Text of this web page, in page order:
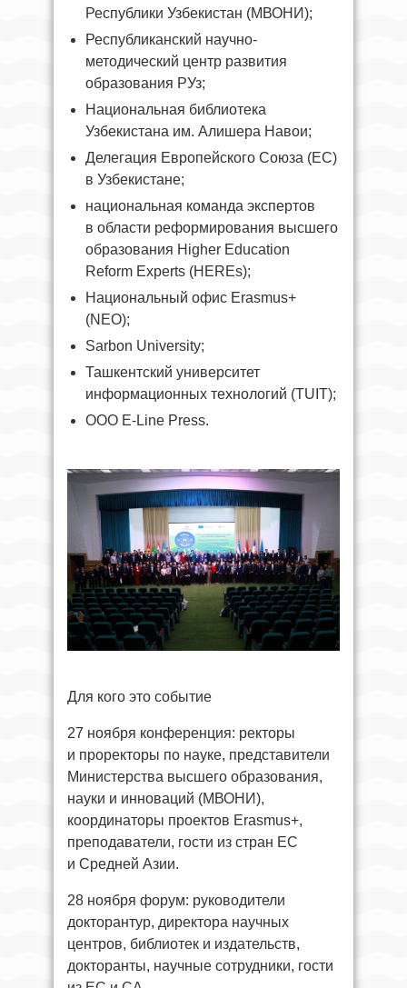
Республики Узбекистан (МВОНИ);
Республиканский научно-
методический центр развития
образования РУз;
Национальная библиотека
Узбекистана им. Алишера Навои;
Делегация Европейского Союза (ЕС)
в Узбекистане;
национальная команда экспертов
в области реформирования высшего
образования Higher Education
Reform Experts (HEREs);
Национальный офис Erasmus+
(NEO);
Sarbon University;
Ташкентский университет
информационных технологий (TUIT);
ООО E-Line Press.
Для кого это событие
27 ноября конференция: ректоры
и проректоры по науке, представители
Министерства высшего образования,
науки и инноваций (МВОНИ),
координаторы проектов Erasmus+,
преподаватели, гости из стран ЕС
и Средней Азии.
28 ноября форум: руководители
докторантур, директора научных
центров, библиотек и издательств,
докторанты, научные сотрудники, гости